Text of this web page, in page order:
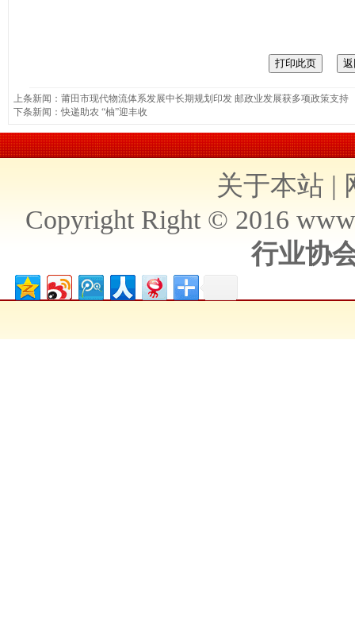
上条新闻： 莆田市现代物流体系发展中长期规划印发 邮政业发展获多项政策支持
下条新闻：快递助农 “柚”迎丰收
关于本站 |
Copyright Right © 2016
行业协